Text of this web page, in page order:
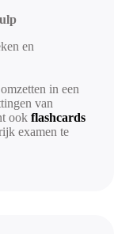
en
in een
van
ook flashcards
examen te